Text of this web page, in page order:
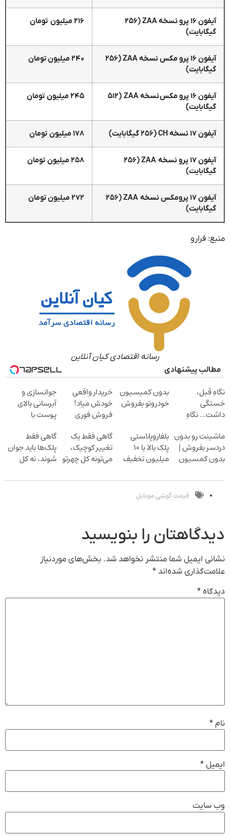
آیفون ۱۶ پرو نسخه ZAA (۲۵۶
گیگابایت)
۲۱۶ میلیون تومان
آیفون ۱۶ پرو مکس نسخه ZAA (۲۵۶
گیگابایت)
۲۴۰ میلیون تومان
آیفون ۱۶ پرو مکس نسخه ZAA (۵۱۲
گیگابایت)
۲۴۵ میلیون تومان
آیفون ۱۷ نسخه CH (۲۵۶ گیگابایت) ۱۷۸ میلیون تومان
آیفون ۱۷ پرو نسخه ZAA (۲۵۶
گیگابایت)
۲۵۸ میلیون تومان
آیفون ۱۷ پرومکس نسخه ZAA (۲۵۶
گیگابایت)
۲۷۲ میلیون تومان
منبع: فرارو
رسانه اقتصادی کیان آنلاین
مطالب پیشنهادی
نگاهِ قبل،
خستگی
داشت... نگاهِ
بلفا با 25%
تخفیف
بدون کمیسیون
خودروتو بفروش
خریدار واقعی
خودش میاد!
فروش فوری
مکانیک
جوانسازی و
آبرسانی بالای
پوست با
ماشینت رو بدون
دردسر بفروش |
بدون کمسیون
بلفاروپلاستی
پلک بالا با ۱۰
میلیون تخفیف
گاهی فقط یک
تغییر کوچیک،
می‌تونه کل چهرتو
تغییر طبیعی
گاهی فقط
پلک‌ها باید جوان
شوند، نه کل
نتیجه‌ای طبیعی
قیمت گوشی موبایل
دیدگاهتان را بنویسید
نشانی ایمیل شما منتشر نخواهد شد. بخش‌های موردنیاز
علامت‌گذاری شده‌اند *
دیدگاه *
نام *
ایمیل *
وب‌ سایت